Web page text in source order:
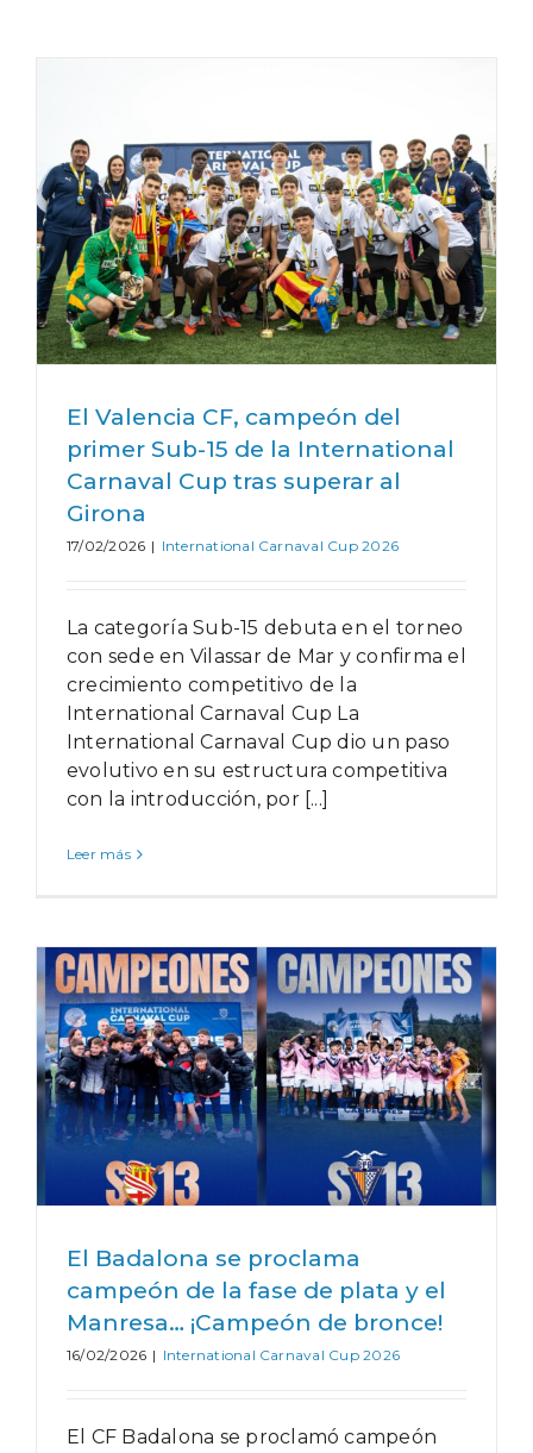
El Valencia CF, campeón del
primer Sub-15 de la International
Carnaval Cup tras superar al
Girona
17/02/2026 | International Carnaval Cup 2026
La categoría Sub-15 debuta en el torneo
con sede en Vilassar de Mar y confirma el
crecimiento competitivo de la
International Carnaval Cup La
International Carnaval Cup dio un paso
evolutivo en su estructura competitiva
con la introducción, por [...]
Leer más
El Badalona se proclama
campeón de la fase de plata y el
Manresa… ¡Campeón de bronce!
16/02/2026 | International Carnaval Cup 2026
El CF Badalona se proclamó campeón